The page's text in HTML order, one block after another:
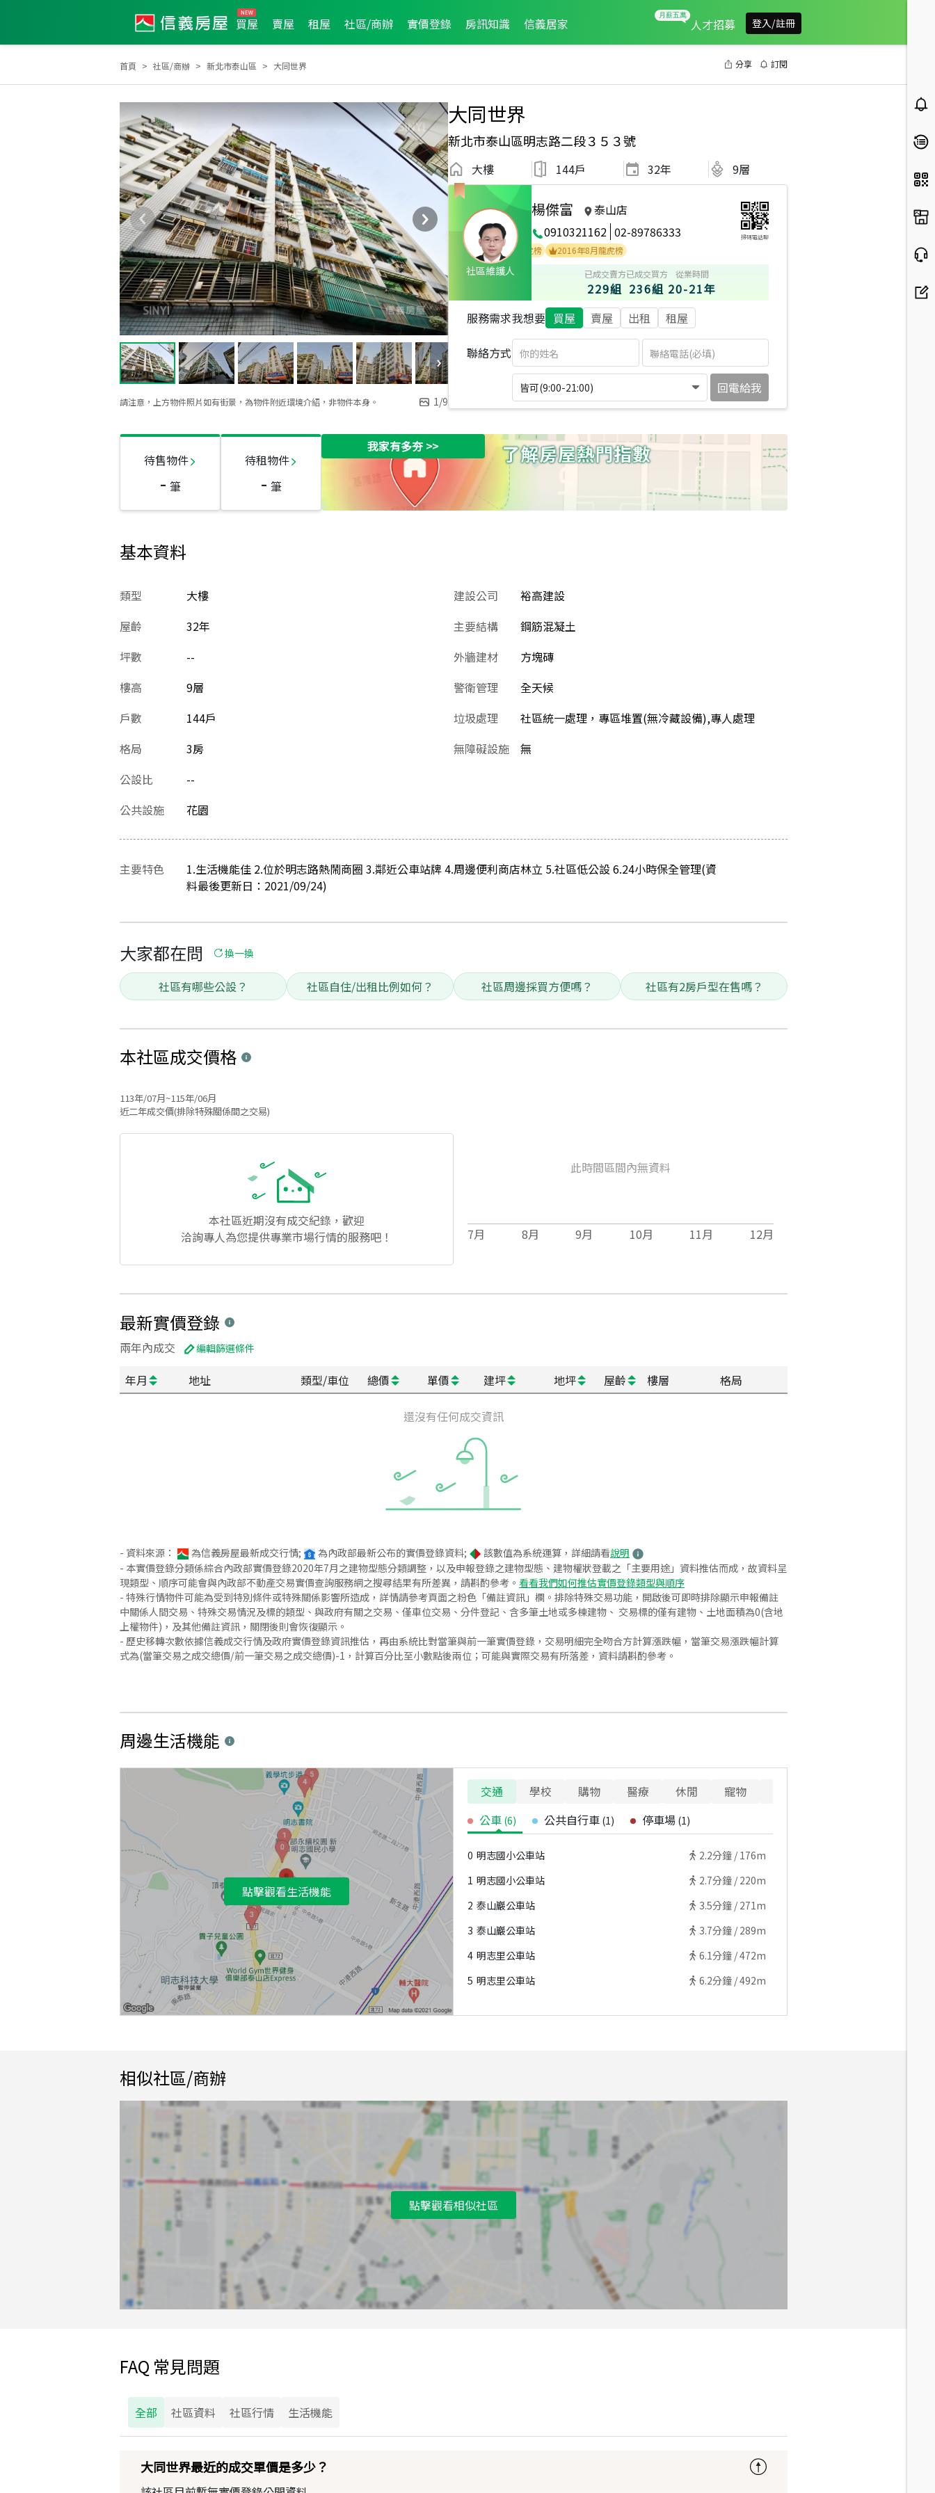
買屋 賣屋 租屋 社區/商辦 實價登錄 房訊知識 信義居家 人才招募 登入/註冊
首頁 社區/商辦 新北市泰山區 大同世界 分享 訂閱
請注意，上方物件照片如有街景，為物件附近環境介紹，非物件本身。 1/9
大同世界
新北市泰山區明志路二段３５３號
大樓 144戶 32年 9層
社區維護人
楊傑富
泰山店
0910321162 02-89786333 掃碼電話聊
2021年度服務品質獎 2016年第2季度服務品質獎 全公司2012年12月成件TOP1 2017年5月龍虎榜
2016年8月龍虎榜
已成交賣方
229組
已成交買方
236組
從業時間
20-21年
服務需求我想要 買屋 賣屋 出租 租屋
聯絡方式
皆可(9:00-21:00) 回電給我
待售物件
- 筆
待租物件
- 筆
我家有多夯>>
基本資料
類型
大樓
屋齡
32年
坪數
--
樓高
9層
戶數
144戶
格局
3房
公設比
--
建設公司
裕高建設
主要結構
鋼筋混凝土
外牆建材
方塊磚
警衛管理
全天候
垃圾處理
社區統一處理，專區堆置(無冷藏設備),專人處理
無障礙設施
無
公共設施 花園
主要特色
1.生活機能佳 2.位於明志路熱鬧商圈 3.鄰近公車站牌 4.周邊便利商店林立 5.社區低公設 6.24小時保全管理(資
料最後更新日：2021/09/24)
大家都在問 換一換
社區有哪些公設？ 社區自住/出租比例如何？ 社區周邊採買方便嗎？ 社區有2房戶型在售嗎？
本社區成交價格
113年/07月~115年/06月
近二年成交價(排除特殊關係間之交易)
本社區近期沒有成交紀錄，歡迎
洽詢專人為您提供專業市場行情的服務吧！
此時間區間內無資料
7月 8月 9月 10月 11月 12月
最新實價登錄
兩年內成交 編輯篩選條件
年月 地址 類型/車位 總價 單價 建坪 地坪 屋齡 樓層 格局
還沒有任何成交資訊
- 資料來源： 為信義房屋最新成交行情; 為內政部最新公布的實價登錄資料; 該數值為系統運算，詳細請看說明
- 本實價登錄分類係綜合內政部實價登錄2020年7月之建物型態分類調整，以及申報登錄之建物型態、建物權狀登載之「主要用途」資料推估而成，故資料呈
現類型、順序可能會與內政部不動產交易實價查詢服務網之搜尋結果有所差異，請斟酌參考。 看看我們如何推估實價登錄類型與順序
- 特殊行情物件可能為受到特別條件或特殊關係影響所造成，詳情請參考頁面之粉色「備註資訊」欄。排除特殊交易功能，開啟後可即時排除顯示申報備註
中關係人間交易、特殊交易情況及標的類型、與政府有關之交易、僅車位交易、分件登記、含多筆土地或多棟建物、 交易標的僅有建物、土地面積為0(含地
上權物件)，及其他備註資訊，關閉後則會恢復顯示。
- 歷史移轉次數依據信義成交行情及政府實價登錄資訊推估，再由系統比對當筆與前一筆實價登錄，交易明細完全吻合方計算漲跌幅，當筆交易漲跌幅計算
式為(當筆交易之成交總價/前一筆交易之成交總價)-1，計算百分比至小數點後兩位；可能與實際交易有所落差，資料請斟酌參考。
周邊生活機能
點擊觀看生活機能
交通 學校 購物 醫療 休閒 寵物
公車 (6) 公共自行車 (1) 停車場 (1)
0 明志國小公車站 2.2分鐘 / 176m
1 明志國小公車站 2.7分鐘 / 220m
2 泰山巖公車站 3.5分鐘 / 271m
3 泰山巖公車站 3.7分鐘 / 289m
4 明志里公車站 6.1分鐘 /472m
5 明志里公車站 6.2分鐘 /492m
相似社區/商辦
點擊觀看相似社區
FAQ 常見問題
全部 社區資料 社區行情 生活機能
大同世界最近的成交單價是多少？